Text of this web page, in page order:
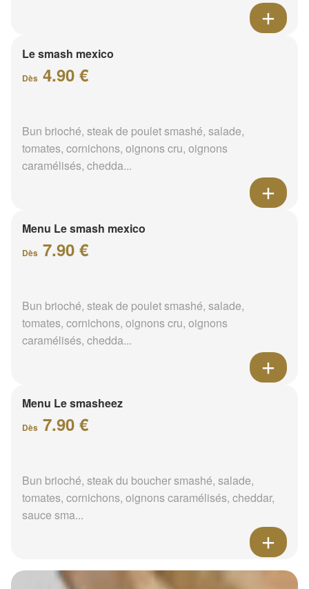
Le smash mexico
Dès 4.90 €
Bun brioché, steak de poulet smashé, salade,
tomates, cornichons, oignons cru, oignons
caramélisés, chedda...
Menu Le smash mexico
Dès 7.90 €
Bun brioché, steak de poulet smashé, salade,
tomates, cornichons, oignons cru, oignons
caramélisés, chedda...
Menu Le smasheez
Dès 7.90 €
Bun brioché, steak du boucher smashé, salade,
tomates, cornichons, oignons caramélisés, cheddar,
sauce sma...